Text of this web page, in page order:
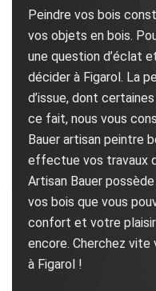
Peindre vos bois
vos objets en bois.
une question d’éclat
décider à Figarol. La
d’issue, dont
ce fait, nous vous
Bauer artisan peintre
effectue vos travaux
Artisan Bauer
vos bois que vous
confort et votre plaisir
encore. Cherchez vite
à Figarol !